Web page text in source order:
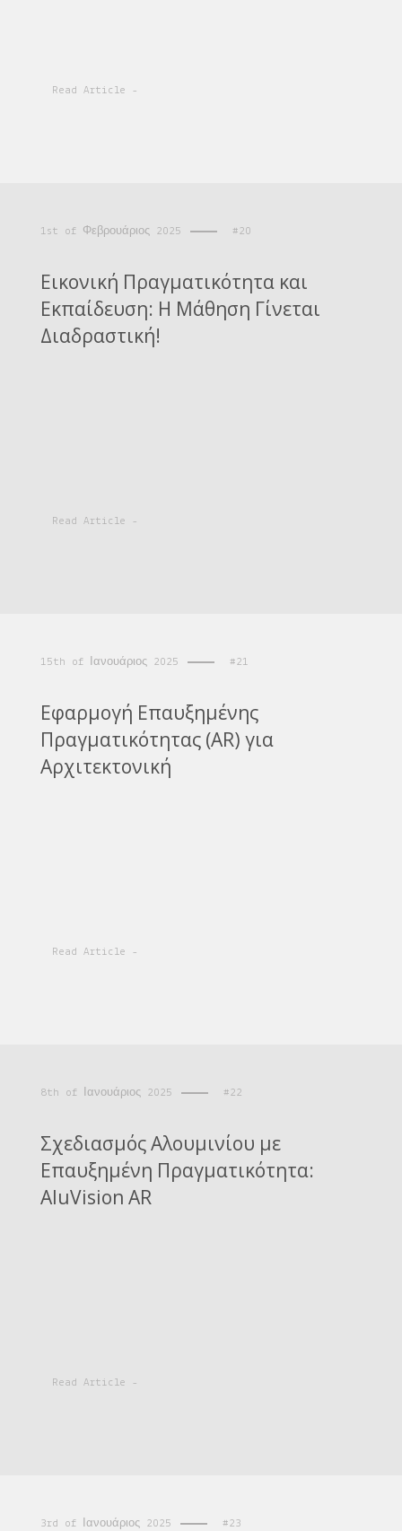
Read Article -
1st of Φεβρουάριος 2025 #20
Εικονική Πραγματικότητα και
Εκπαίδευση: Η Μάθηση Γίνεται
Διαδραστική!
Read Article -
15th of Ιανουάριος 2025 #21
Εφαρμογή Επαυξημένης
Πραγματικότητας (AR) για
Αρχιτεκτονική
Read Article -
8th of Ιανουάριος 2025 #22
Σχεδιασμός Αλουμινίου με
Επαυξημένη Πραγματικότητα:
AluVision AR
Read Article -
3rd of Ιανουάριος 2025 #23